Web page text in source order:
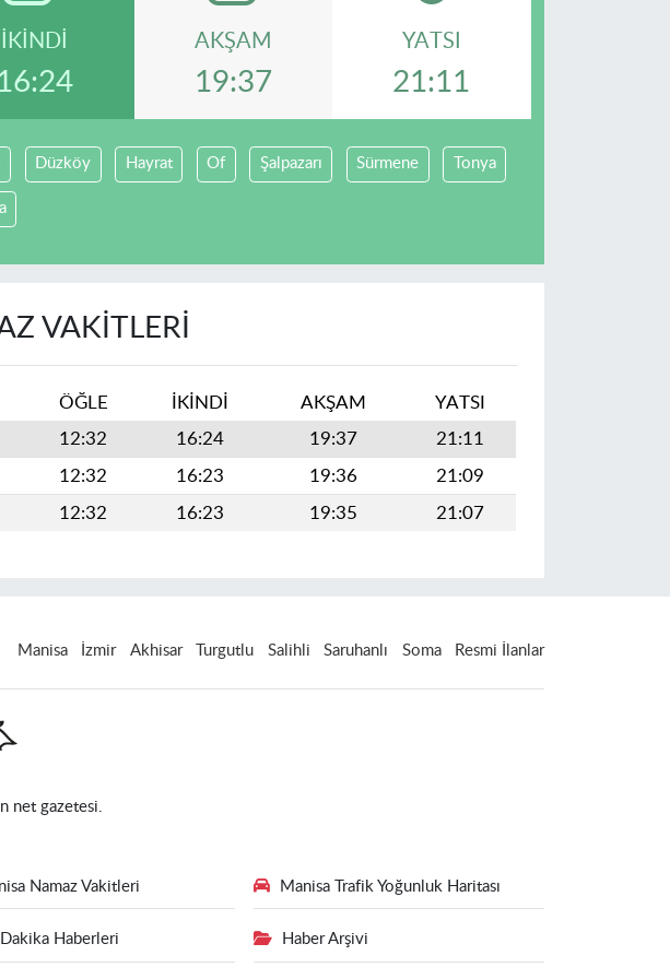
İKINDI AKŞAM
19:37
YATSI
21:11
Düzköy Hayrat Of Şalpazarı Sürmene Tonya
VAKITLERI
ÖĞLE İKINDI AKŞAM
YATSI
12:32 16:24 19:37
21:11
12:32 16:23 19:36
21:09
12:32 16:23 19:35 21:07
Manisa İzmir Akhisar Turgutlu Salihli Saruhanlı Soma Resmi İlanlar
net gazetesi.
Namaz Vakitleri Manisa Trafik Yoğunluk Haritası
Haberleri Haber Arşivi